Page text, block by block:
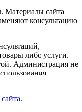
Материалы сайта
консультацию
либо услуги.
Администрация не
.